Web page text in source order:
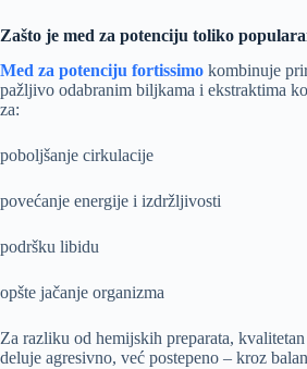
Zašto je med za potenciju toliko
Med za potenciju fortissimo kombinuje
pažljivo odabranim biljkama i ekstraktima
za:
poboljšanje cirkulacije
povećanje energije i izdržljivosti
podršku libidu
opšte jačanje organizma
Za razliku od hemijskih preparata,
deluje agresivno, već postepeno – kroz